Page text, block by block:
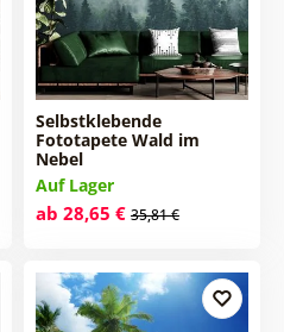
Selbstklebende
Fototapete Wald im
Nebel
Auf Lager
ab 28,65 € 35,81 €